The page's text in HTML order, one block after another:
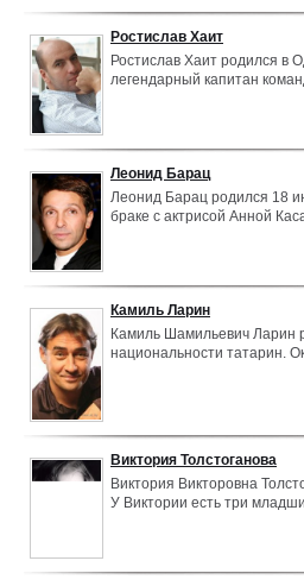
Ростислав Хаит
Ростислав Хаит родился в
легендарный капитан
Леонид Барац
Леонид Барац родился 18
браке с актрисой Анной
Камиль Ларин
Камиль Шамильевич Ларин
национальности татарин.
Виктория Толстоганова
Виктория Викторовна
У Виктории есть три